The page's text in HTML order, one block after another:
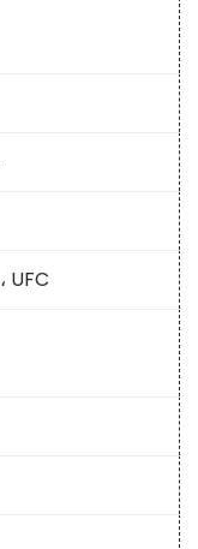
مجلس العمل المتحد ، UFC